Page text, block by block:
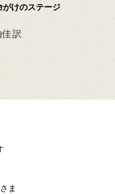
けのステージ
訳
ま